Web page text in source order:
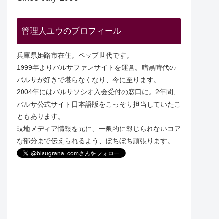
管理人ユウのプロフィール
兵庫県姫路市在住。ペップ世代です。
1999年よりバルサファンサイトを運営。暗黒時代の
バルサが好きで堪らなくなり、今に至ります。
2004年にはバルサソシオ入会受付の窓口に。2年間、
バルサ公式サイト日本語版をこっそり担当していたこ
ともあります。
現地メディア情報を元に、一般的に報じられないコア
な部分まで伝えられるよう、ぼちぼち頑張ります。